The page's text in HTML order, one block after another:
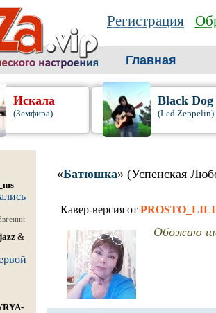
Регистрация
Главная
Искала
(Земфира)
Black Dog
(Led Zeppelin)
&
«Батюшка» (Успенская
Кавер-версия от PROSTO_LILI
Обожаю